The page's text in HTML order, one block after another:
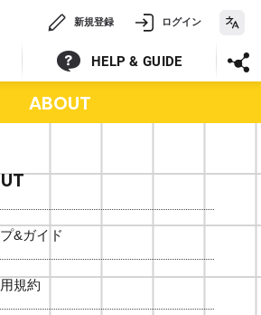
新規登録 ログイン
HELP & GUIDE
ABOUT
&ガイド
規約